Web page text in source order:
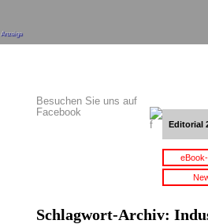
Anzeige
Besuchen Sie uns auf
Facebook
Editorial
Schlagwort-Archiv: